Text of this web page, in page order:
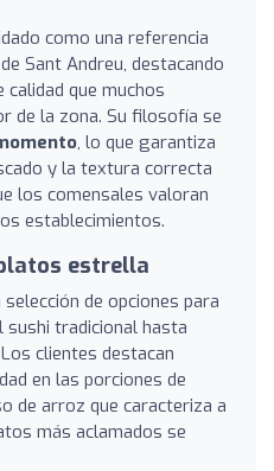
como una referencia
Sant Andreu, destacando
que muchos
de la zona. Su filosofía se
, lo que garantiza
y la textura correcta
los comensales valoran
establecimientos.
estrella
de opciones para
tradicional hasta
clientes destacan
en las porciones de
de arroz que caracteriza a
más aclamados se